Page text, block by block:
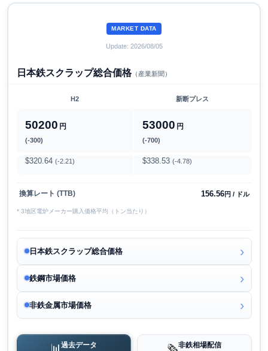
MARKET DATA
Update: 2026/08/05
日本鉄スクラップ総合価格（産業新聞）
H2 新断プレス
50200 円
(-300)
53000 円
(-700)
$320.64 (-2.21) $338.53 (-4.78)
換算レート (TTB) 156.56円 / ドル
* 3地区電炉メーカー購入価格平均（トン当たり）
日本鉄スクラップ総合価格
鉄鋼市場価格
非鉄金属市場価格
過去データ 非鉄相場配信